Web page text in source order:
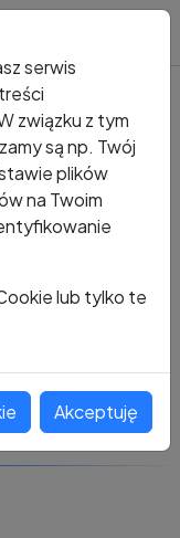
serwis
związku z tym
są np. Twój
plików
na Twoim
lub tylko te
Akceptuję